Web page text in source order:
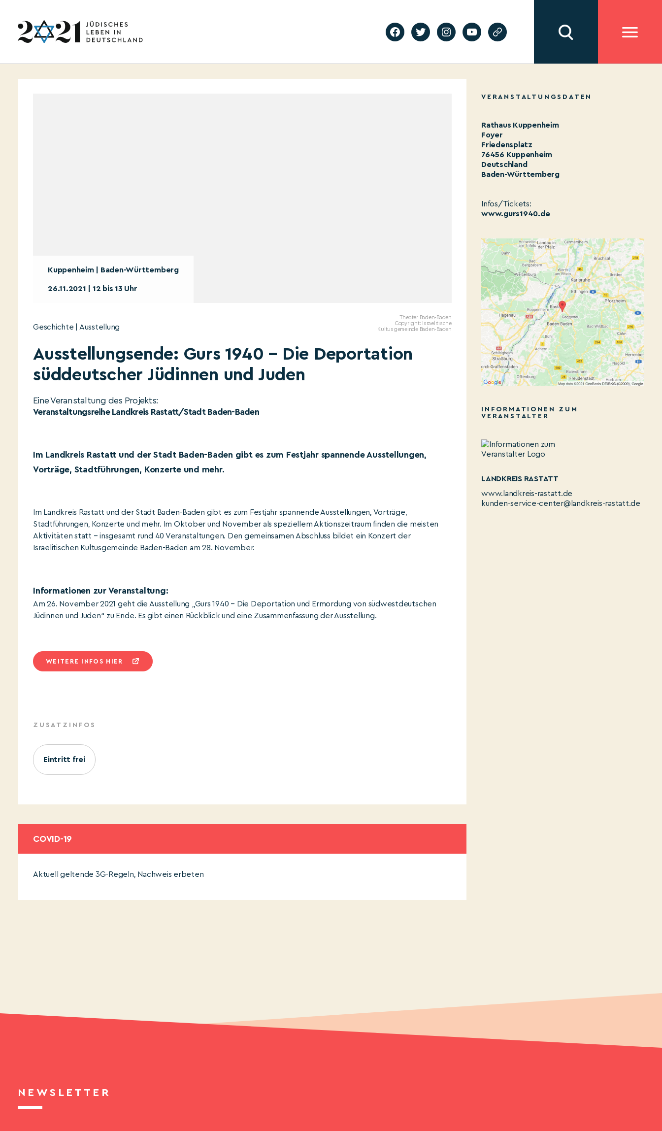
Kuppenheim | Baden-Württemberg
26.11.2021 | 12 bis 13 Uhr
Theater Baden-Baden
Copyright: Israelitische
Kultusgemeinde Baden-Baden
Geschichte | Ausstellung
Ausstellungsende: Gurs 1940 – Die Deportation
süddeutscher Jüdinnen und Juden
Eine Veranstaltung des Projekts:
Veranstaltungsreihe Landkreis Rastatt/Stadt Baden-Baden
Im Landkreis Rastatt und der Stadt Baden-Baden gibt es zum Festjahr spannende Ausstellungen,
Vorträge, Stadtführungen, Konzerte und mehr.
Im Landkreis Rastatt und der Stadt Baden-Baden gibt es zum Festjahr spannende Ausstellungen, Vorträge,
Stadtführungen, Konzerte und mehr. Im Oktober und November als speziellem Aktionszeitraum finden die meisten
Aktivitäten statt – insgesamt rund 40 Veranstaltungen. Den gemeinsamen Abschluss bildet ein Konzert der
Israelitischen Kultusgemeinde Baden-Baden am 28. November.
Informationen zur Veranstaltung:
Am 26. November 2021 geht die Ausstellung „Gurs 1940 – Die Deportation und Ermordung von südwestdeutschen
Jüdinnen und Juden“ zu Ende. Es gibt einen Rückblick und eine Zusammenfassung der Ausstellung.
WEITERE INFOS HIER
ZUSATZINFOS
Eintritt frei
COVID-19
Aktuell geltende 3G-Regeln, Nachweis erbeten
VERANSTALTUNGSDATEN
Rathaus Kuppenheim
Foyer
Friedensplatz
76456 Kuppenheim
Deutschland
Baden-Württemberg
Infos/Tickets:
www.gurs1940.de
INFORMATIONEN ZUM
VERANSTALTER
LANDKREIS RASTATT
www.landkreis-rastatt.de
kunden-service-center@landkreis-rastatt.de
NEWSLETTER